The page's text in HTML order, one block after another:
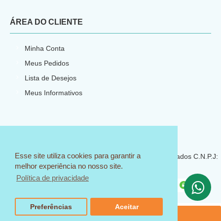
Esse site utiliza cookies para garantir a
melhor experiência no nosso site.
Política de privacidade
Preferências Aceitar
ÁREA DO CLIENTE
Minha Conta
Meus Pedidos
Lista de Desejos
Meus Informativos
© 2018 Sem Igual Artesanato - Todos os direitos reservados C.N.P.J:
23.540.773/0001-66